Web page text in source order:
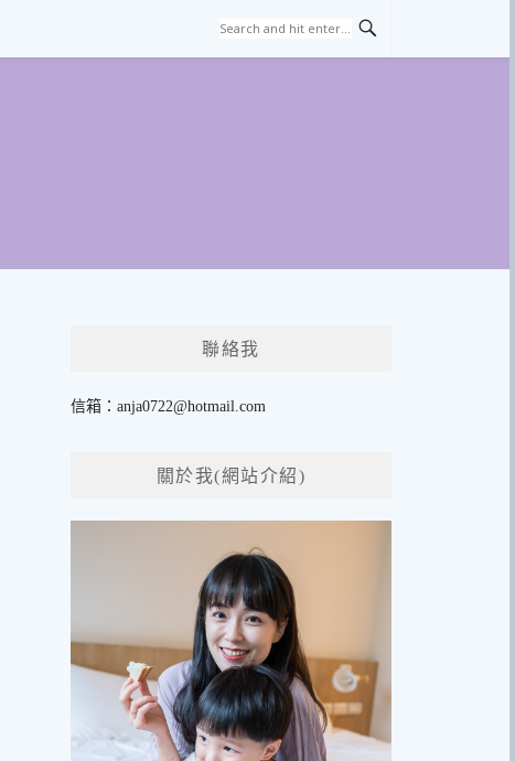
聯絡我
信箱：anja0722@hotmail.com
關於我(網站介紹)